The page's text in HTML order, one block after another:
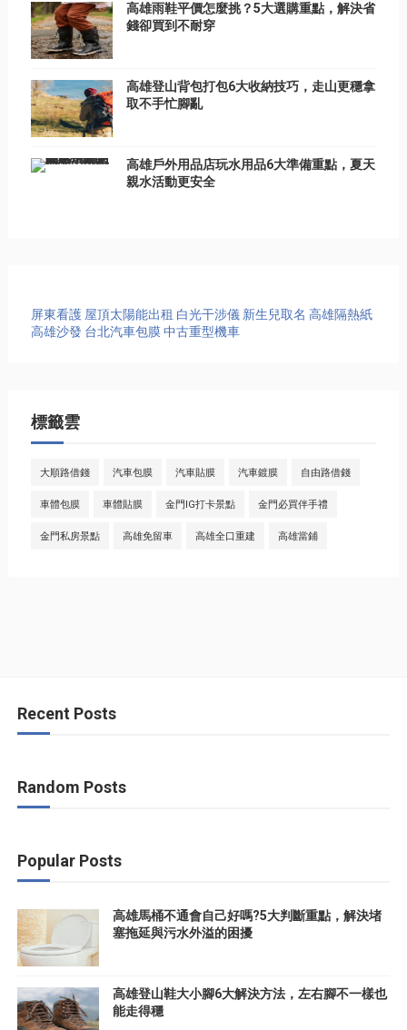
高雄雨鞋平價怎麼挑？5大選購重點，解決省
錢卻買到不耐穿
高雄登山背包打包6大收納技巧，走山更穩拿
取不手忙腳亂
高雄戶外用品店玩水用品6大準備重點，夏天
親水活動更安全
屏東看護 屋頂太陽能出租 白光干涉儀 新生兒取名 高雄隔熱紙
高雄沙發 台北汽車包膜中古重型機車
標籤雲
大順路借錢 汽車包膜 汽車貼膜 汽車鍍膜 自由路借錢
車體包膜 車體貼膜 金門IG打卡景點 金門必買伴手禮
金門私房景點 高雄免留車 高雄全口重建 高雄當鋪
Recent Posts
Random Posts
Popular Posts
高雄馬桶不通會自己好嗎?5大判斷重點，解決堵
塞拖延與污水外溢的困擾
高雄登山鞋大小腳6大解決方法，左右腳不一樣也
能走得穩